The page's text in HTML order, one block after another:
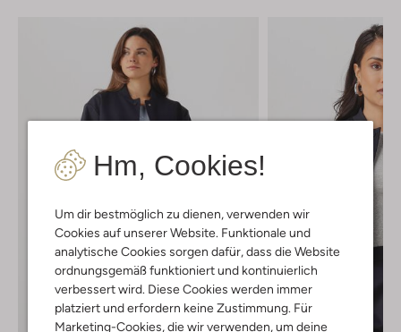
Hm, Cookies!
Um dir bestmöglich zu dienen, verwenden wir
Cookies auf unserer Website. Funktionale und
analytische Cookies sorgen dafür, dass die Website
ordnungsgemäß funktioniert und kontinuierlich
verbessert wird. Diese Cookies werden immer
platziert und erfordern keine Zustimmung. Für
Marketing-Cookies, die wir verwenden, um deine
Letzte Größen